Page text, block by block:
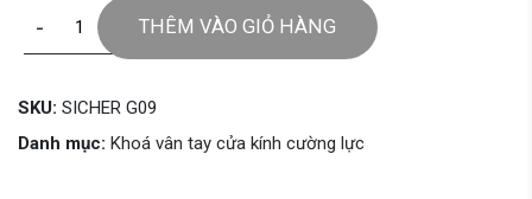
- THÊM VÀO GIỎ HÀNG
SKU: SICHER G09
Danh mục: Khoá vân tay cửa kính cường lực